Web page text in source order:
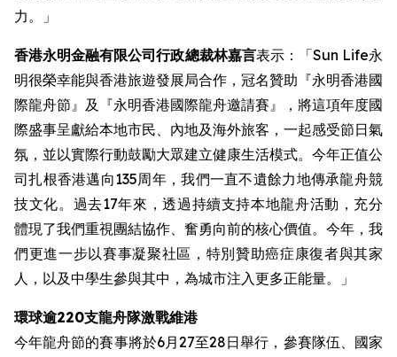
力。」
香港永明金融有限公司行政總裁林嘉言表示：「Sun Life永
明很榮幸能與香港旅遊發展局合作，冠名贊助『永明香港國
際龍舟節』及『永明香港國際龍舟邀請賽』，將這項年度國
際盛事呈獻給本地市民、內地及海外旅客，一起感受節日氣
氛，並以實際行動鼓勵大眾建立健康生活模式。今年正值公
司扎根香港邁向135周年，我們一直不遺餘力地傳承龍舟競
技文化。過去17年來，透過持續支持本地龍舟活動，充分
體現了我們重視團結協作、奮勇向前的核心價值。今年，我
們更進一步以賽事凝聚社區，特別贊助癌症康復者與其家
人，以及中學生參與其中，為城市注入更多正能量。」
環球逾220支龍舟隊激戰維港
今年龍舟節的賽事將於6月27至28日舉行，參賽隊伍、國家